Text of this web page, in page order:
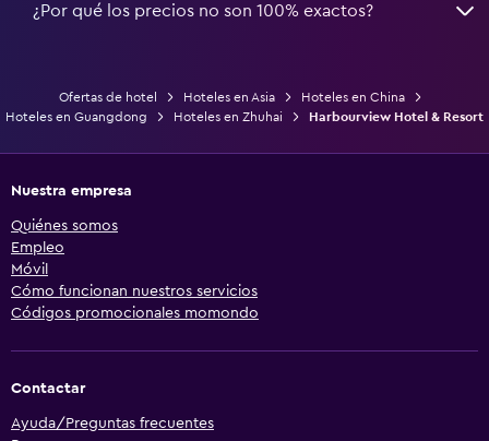
¿Por qué los precios no son 100% exactos?
Ofertas de hotel Hoteles en Asia
Hoteles en China
Hoteles en Guangdong
Hoteles en Zhuhai Harbourview Hotel & Resort
Nuestra empresa
Quiénes somos
Empleo
Móvil
Cómo funcionan nuestros servicios
Códigos promocionales momondo
Contactar
Ayuda/Preguntas frecuentes